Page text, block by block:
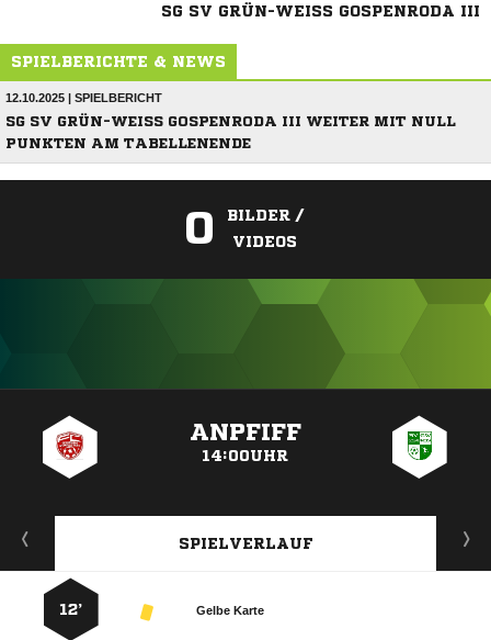
SG SV GRÜN-WEISS GOSPENRODA III
SPIELBERICHTE & NEWS
12.10.2025 | SPIELBERICHT
SG SV GRÜN-WEISS GOSPENRODA III WEITER MIT NULL P
UNKTEN AM TABELLENENDE
0
BILDER /
VIDEOS
ANPFIFF
14:00UHR
SPIELVERLAUF
Gelbe Karte
12’